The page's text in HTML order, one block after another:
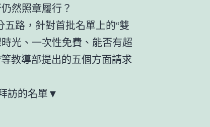
然照章履行？
路，針對首批名單上的“雙
光、一次性免費、能否有超
教導部提出的五個方面請求
訪的名單▼